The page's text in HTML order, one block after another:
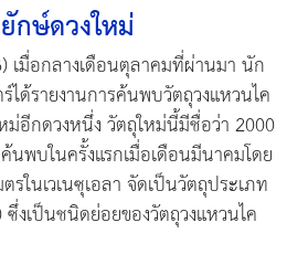
กษ์ดวงใหม่
เมื่อกลางเดือนตุลาคมที่ผ่านมา นัก
ได้รายงานการค้นพบวัตถุวงแหวนไค
ม่อีกดวงหนึ่ง วัตถุใหม่นี้มีชื่อว่า 2000
นพบในครั้งแรกเมื่อเดือนมีนาคมโดย
ในเวเนซุเอลา จัดเป็นวัตถุประเภท
งเป็นชนิดย่อยของวัตถุวงแหวนไค